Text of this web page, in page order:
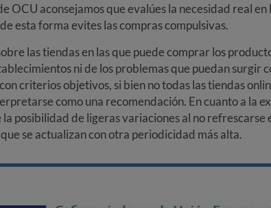
OCU aconsejamos que evalúes la necesidad real
esta forma evites las compras compulsivas.
las tiendas en las que puede comprar los
ni de los problemas que puedan surgir
criterios objetivos, si bien no todas las tiendas
como una recomendación. En cuanto a la
posibilidad de ligeras variaciones al no refrescarse
se actualizan con otra periodicidad más alta.